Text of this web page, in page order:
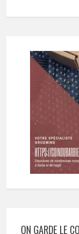
ON GARDE LE